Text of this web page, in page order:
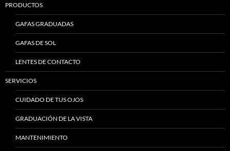
PRODUCTOS
GAFAS GRADUADAS
GAFAS DE SOL
LENTES DE CONTACTO
SERVICIOS
CUIDADO DE TUS OJOS
GRADUACIÓN DE LA VISTA
MANTENIMIENTO